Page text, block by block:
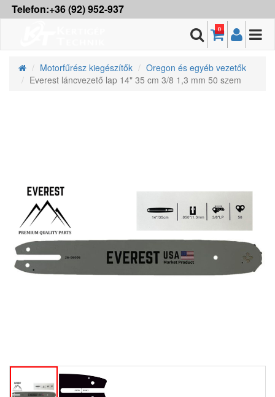
Telefon:+36 (92) 952-937
0
Motorfűrész kiegészítők
Oregon és egyéb vezetők
Everest láncvezető lap 14" 35 cm 3/8 1,3 mm 50 szem